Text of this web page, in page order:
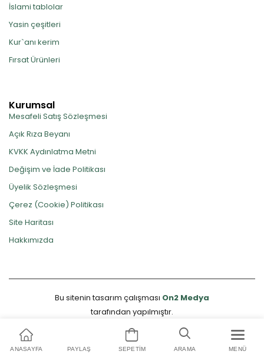
İslami tablolar
Yasin çeşitleri
Kur`anı kerim
Fırsat Ürünleri
Kurumsal
Mesafeli Satış Sözleşmesi
Açık Rıza Beyanı
KVKK Aydınlatma Metni
Değişim ve İade Politikası
Üyelik Sözleşmesi
Çerez (Cookie) Politikası
Site Haritası
Hakkımızda
Bu sitenin tasarım çalışması On2 Medya
tarafından yapılmıştır.
ANASAYFA PAYLAŞ SEPETIM ARAMA MENÜ